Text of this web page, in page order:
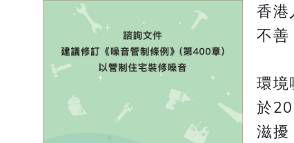
香港
不善
環境
於
滋擾